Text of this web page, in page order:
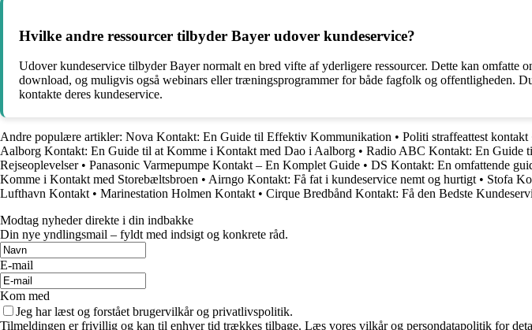
Hvilke andre ressourcer tilbyder Bayer udover kundeservice?
Udover kundeservice tilbyder Bayer normalt en bred vifte af yderligere ressourcer. Dette kan
download, og muligvis også webinars eller træningsprogrammer for både fagfolk og offentligheden.
kontakte deres kundeservice.
Andre populære artikler: Nova Kontakt: En Guide til Effektiv Kommunikation • Politi straffeattest kontakt
Aalborg Kontakt: En Guide til at Komme i Kontakt med Dao i Aalborg • Radio ABC Kontakt: En Guide
Rejseoplevelser• Panasonic Varmepumpe Kontakt – En Komplet Guide • DS Kontakt: En omfattende
Komme i Kontakt med Storebæltsbroen • Airngo Kontakt: Få fat i kundeservice nemt og hurtigt • Stofa
Lufthavn Kontakt • Marinestation Holmen Kontakt • Cirque Bredbånd Kontakt: Få den Bedste
Modtag nyheder direkte i din indbakke
Din nye yndlingsmail – fyldt med indsigt og konkrete råd.
E-mail
Kom med
Jeg har læst og forstået brugervilkår og privatlivspolitik.
Tilmeldingen er frivillig og kan til enhver tid trækkes tilbage. Læs vores vilkår og persondatapolitik for